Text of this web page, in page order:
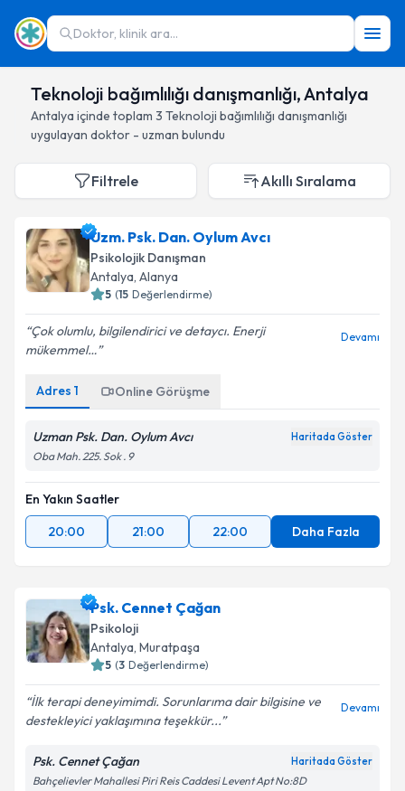
Doktor, klinik ara...
Teknoloji bağımlılığı danışmanlığı, Antalya
Antalya içinde toplam 3 Teknoloji bağımlılığı danışmanlığı
uygulayan doktor - uzman bulundu
Filtrele Akıllı Sıralama
Uzm. Psk. Dan. Oylum Avcı
Psikolojik Danışman
Antalya, Alanya
5 (15 Değerlendirme)
Çok olumlu, bilgilendirici ve detaycı. Enerji
mükemmel…
Devamı
Adres 1 Online Görüşme
Uzman Psk. Dan. Oylum Avcı Haritada Göster
Oba Mah. 225. Sok . 9
En Yakın Saatler
20:00
21:00 22:00 Daha Fazla
Psk. Cennet Çağan
Psikoloji
Antalya, Muratpaşa
5 (3 Değerlendirme)
İlk terapi deneyimimdi. Sorunlarıma dair bilgisine ve
destekleyici yaklaşımına teşekkür...
Devamı
Psk. Cennet Çağan Haritada Göster
Bahçelievler Mahallesi Piri Reis Caddesi Levent Apt No:8D